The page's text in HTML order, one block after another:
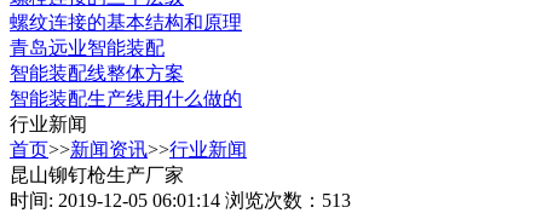
螺纹连接的基本结构和原理
青岛远业智能装配
智能装配线整体方案
智能装配生产线用什么做的
行业新闻
首页>>新闻资讯>>行业新闻
昆山铆钉枪生产厂家
时间: 2019-12-05 06:01:14 浏览次数：513